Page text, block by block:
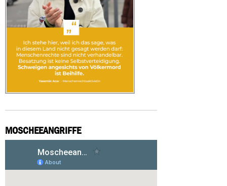
MOSCHEEANGRIFFE